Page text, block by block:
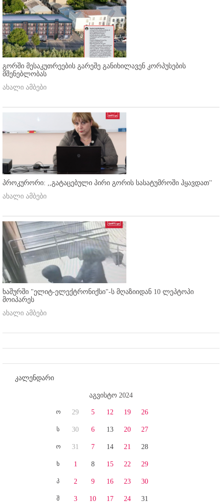
გორში მესაკუთრეების გარეშე განიხილავენ კორპუსების
მშენებლობას
ახალი ამბები
პროკურორი: ,,გატაცებული პირი გორის სასატუმროში ჰყავდათ''
ახალი ამბები
ხაშურში "ელიტ-ელექტრონიქსი"-ს მღაზიიდან 10 ლეპტოპი
მოიპარეს
ახალი ამბები
კალენდარი
აგვისტო 2024
ო
ს
ო
ხ
პ
შ
29
30
31
1
2
3
5
6
7
8
9
10
12
13
14
15
16
17
19
20
21
22
23
24
26
27
28
29
30
31